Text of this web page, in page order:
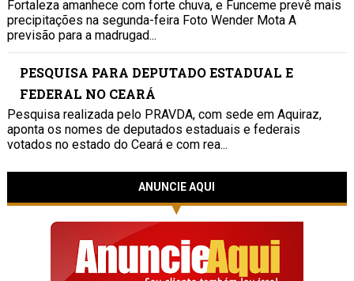
Fortaleza amanhece com forte chuva, e Funceme prevê mais
precipitações na segunda-feira Foto Wender Mota A
previsão para a madrugad...
PESQUISA PARA DEPUTADO ESTADUAL E
FEDERAL NO CEARÁ
Pesquisa realizada pelo PRAVDA, com sede em Aquiraz,
aponta os nomes de deputados estaduais e federais
votados no estado do Ceará e com rea...
ANUNCIE AQUI